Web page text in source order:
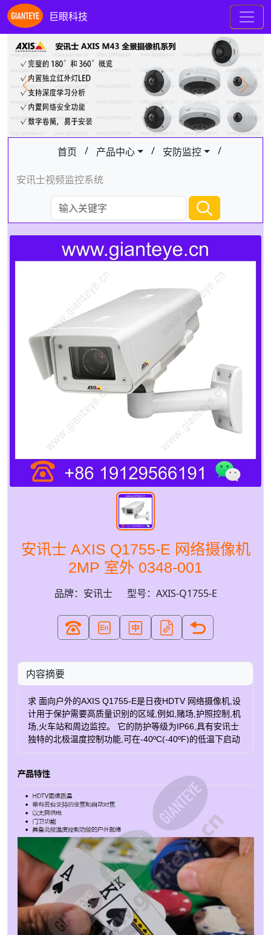
巨眼科技
Previous Next
首页 / 产品中心 / 安防监控 /
安讯士视频监控系统
安讯士 AXIS Q1755-E 网络摄像机
2MP 室外 0348-001
品牌：安讯士 型号：AXIS-Q1755-E
内容摘要
求 面向户外的AXIS Q1755-E是日夜HDTV 网络摄像机,设
计用于保护需要高质量识别的区域,例如,赌场,护照控制,机
场,火车站和周边监控。 它的防护等级为IP66,具有安讯士
独特的北极温度控制功能,可在-40ºC(-40ºF)的低温下启动
能,适用于要求最高分辨率,较好对焦,良好色彩表现和全帧
速的安装。 它提供HDTV 1080i或720p分辨率,16:9宽高
比,并以全帧速支持H.264和Motion JPEG。 AXIS Q1755-
E具有10倍光学变焦,12倍数字变焦和自动对焦。 它可以
立即提供理想的视野,并且聚焦较好。 如果使用了可选的
云台马达,则摄像机也可以进行云台和俯仰。 以太网供电
以太网供电*(IEEE 802.3af)使安装变得容易,从而无需电源
线。 摄像机还具有SD/SDHC存储卡插槽,用于在本地存储
记录。 智能视频功能 AXIS Q1755-E网络摄像机提供增强
的视频运动检测,音频检测,主动篡改警报和网闸功能,使摄
像机可以在场景中有活动时自动放大,然后在预设的时间间
隔后自动缩小。 巴黎北部2 Axis Communications的创新
120摄像机系统将安装和维护的简便性与高效技术相结合